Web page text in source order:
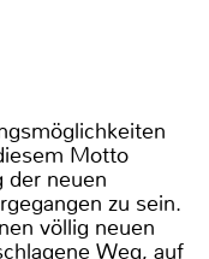
Motto
der neuen
zu sein.
völlig neuen
Weg, auf